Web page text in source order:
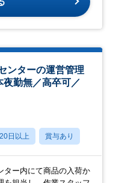
ンターの運営管理
勤無／高卒可／
日以上 賞与あり
ー内にて商品の入荷か